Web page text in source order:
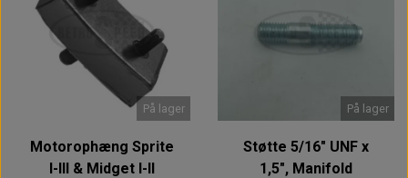
På lager
Motorophæng Sprite
I-III & Midget I-II
På lager
Støtte 5/16" UNF x
1,5", Manifold